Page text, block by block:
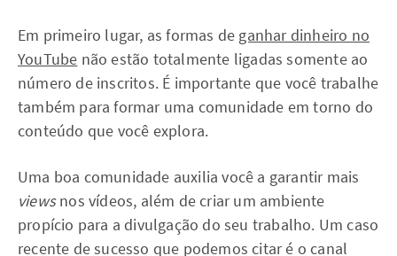
Em primeiro lugar, as formas de ganhar dinheiro no
YouTube não estão totalmente ligadas somente ao
número de inscritos. É importante que você trabalhe
também para formar uma comunidade em torno do
conteúdo que você explora.
Uma boa comunidade auxilia você a garantir mais
viewsnos vídeos, além de criar um ambiente
propício para a divulgação do seu trabalho. Um caso
recente de sucesso que podemos citar é o canal